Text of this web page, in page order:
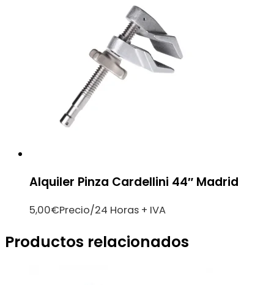
Alquiler Pinza Cardellini 44″ Madrid
5,00€Precio/24 Horas + IVA
Productos relacionados